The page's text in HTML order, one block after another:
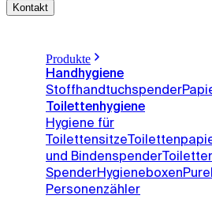
Kontakt
Produkte
Handhygiene
Stoffhandtuchspender
Toilettenhygiene
Hygiene für
Toilettensitze
und Bindenspender
SpenderHygieneboxen
Personenzähler